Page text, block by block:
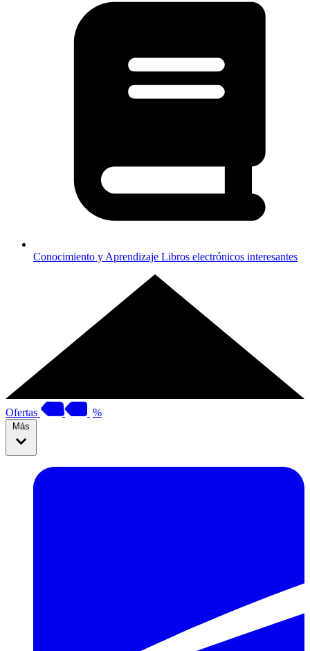
Conocimiento y Aprendizaje Libros electrónicos interesantes
Ofertas %
Más